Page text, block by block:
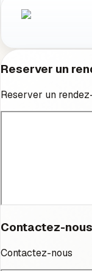
Reserver un
Reserver un
Contactez-nous
Contactez-nous